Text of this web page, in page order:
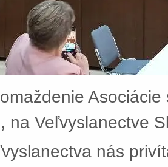
na Veľvyslanectve
nás